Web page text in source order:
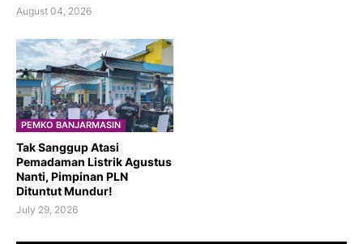
August 04, 2026
PEMKO BANJARMASIN
Tak Sanggup Atasi
Pemadaman Listrik Agustus
Nanti, Pimpinan PLN
Dituntut Mundur!
July 29, 2026